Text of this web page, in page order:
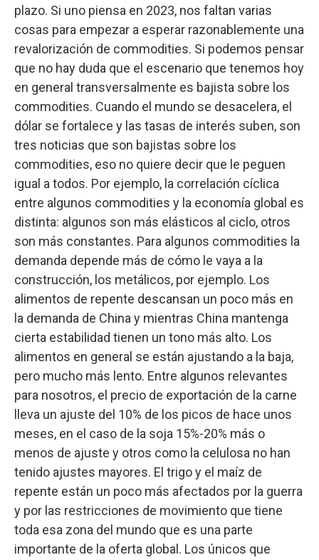
plazo. Si uno piensa en 2023, nos faltan varias
cosas para empezar a esperar razonablemente una
revalorización de commodities. Si podemos pensar
que no hay duda que el escenario que tenemos hoy
en general transversalmente es bajista sobre los
commodities. Cuando el mundo se desacelera, el
dólar se fortalece y las tasas de interés suben, son
tres noticias que son bajistas sobre los
commodities, eso no quiere decir que le peguen
igual a todos. Por ejemplo, la correlación cíclica
entre algunos commodities y la economía global es
distinta: algunos son más elásticos al ciclo, otros
son más constantes. Para algunos commodities la
demanda depende más de cómo le vaya a la
construcción, los metálicos, por ejemplo. Los
alimentos de repente descansan un poco más en
la demanda de China y mientras China mantenga
cierta estabilidad tienen un tono más alto. Los
alimentos en general se están ajustando a la baja,
pero mucho más lento. Entre algunos relevantes
para nosotros, el precio de exportación de la carne
lleva un ajuste del 10% de los picos de hace unos
meses, en el caso de la soja 15%-20% más o
menos de ajuste y otros como la celulosa no han
tenido ajustes mayores. El trigo y el maíz de
repente están un poco más afectados por la guerra
y por las restricciones de movimiento que tiene
toda esa zona del mundo que es una parte
importante de la oferta global. Los únicos que